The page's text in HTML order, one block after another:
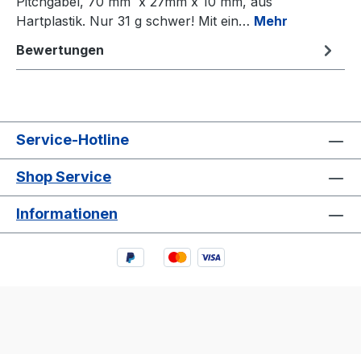
Hartplastik. Nur 31 g schwer! Mit ein… Mehr
Bewertungen
Service-Hotline
Shop Service
Informationen